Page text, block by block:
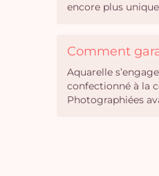
encore plus
Comment
Aquarelle
confectionné à la
Photographiées